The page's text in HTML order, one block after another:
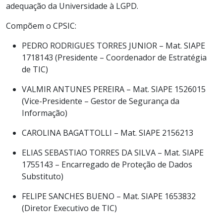
adequação da Universidade à LGPD.
Compõem o CPSIC:
PEDRO RODRIGUES TORRES JUNIOR – Mat. SIAPE
1718143 (Presidente – Coordenador de Estratégia
de TIC)
VALMIR ANTUNES PEREIRA – Mat. SIAPE 1526015
(Vice-Presidente – Gestor de Segurança da
Informação)
CAROLINA BAGATTOLLI – Mat. SIAPE 2156213
ELIAS SEBASTIAO TORRES DA SILVA – Mat. SIAPE
1755143 – Encarregado de Proteção de Dados
Substituto)
FELIPE SANCHES BUENO – Mat. SIAPE 1653832
(Diretor Executivo de TIC)